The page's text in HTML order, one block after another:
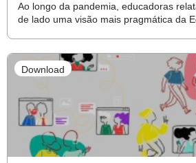
Ao longo da pandemia, educadoras
de lado uma visão mais pragmática da
docentes têm sido cada vez mais
Download